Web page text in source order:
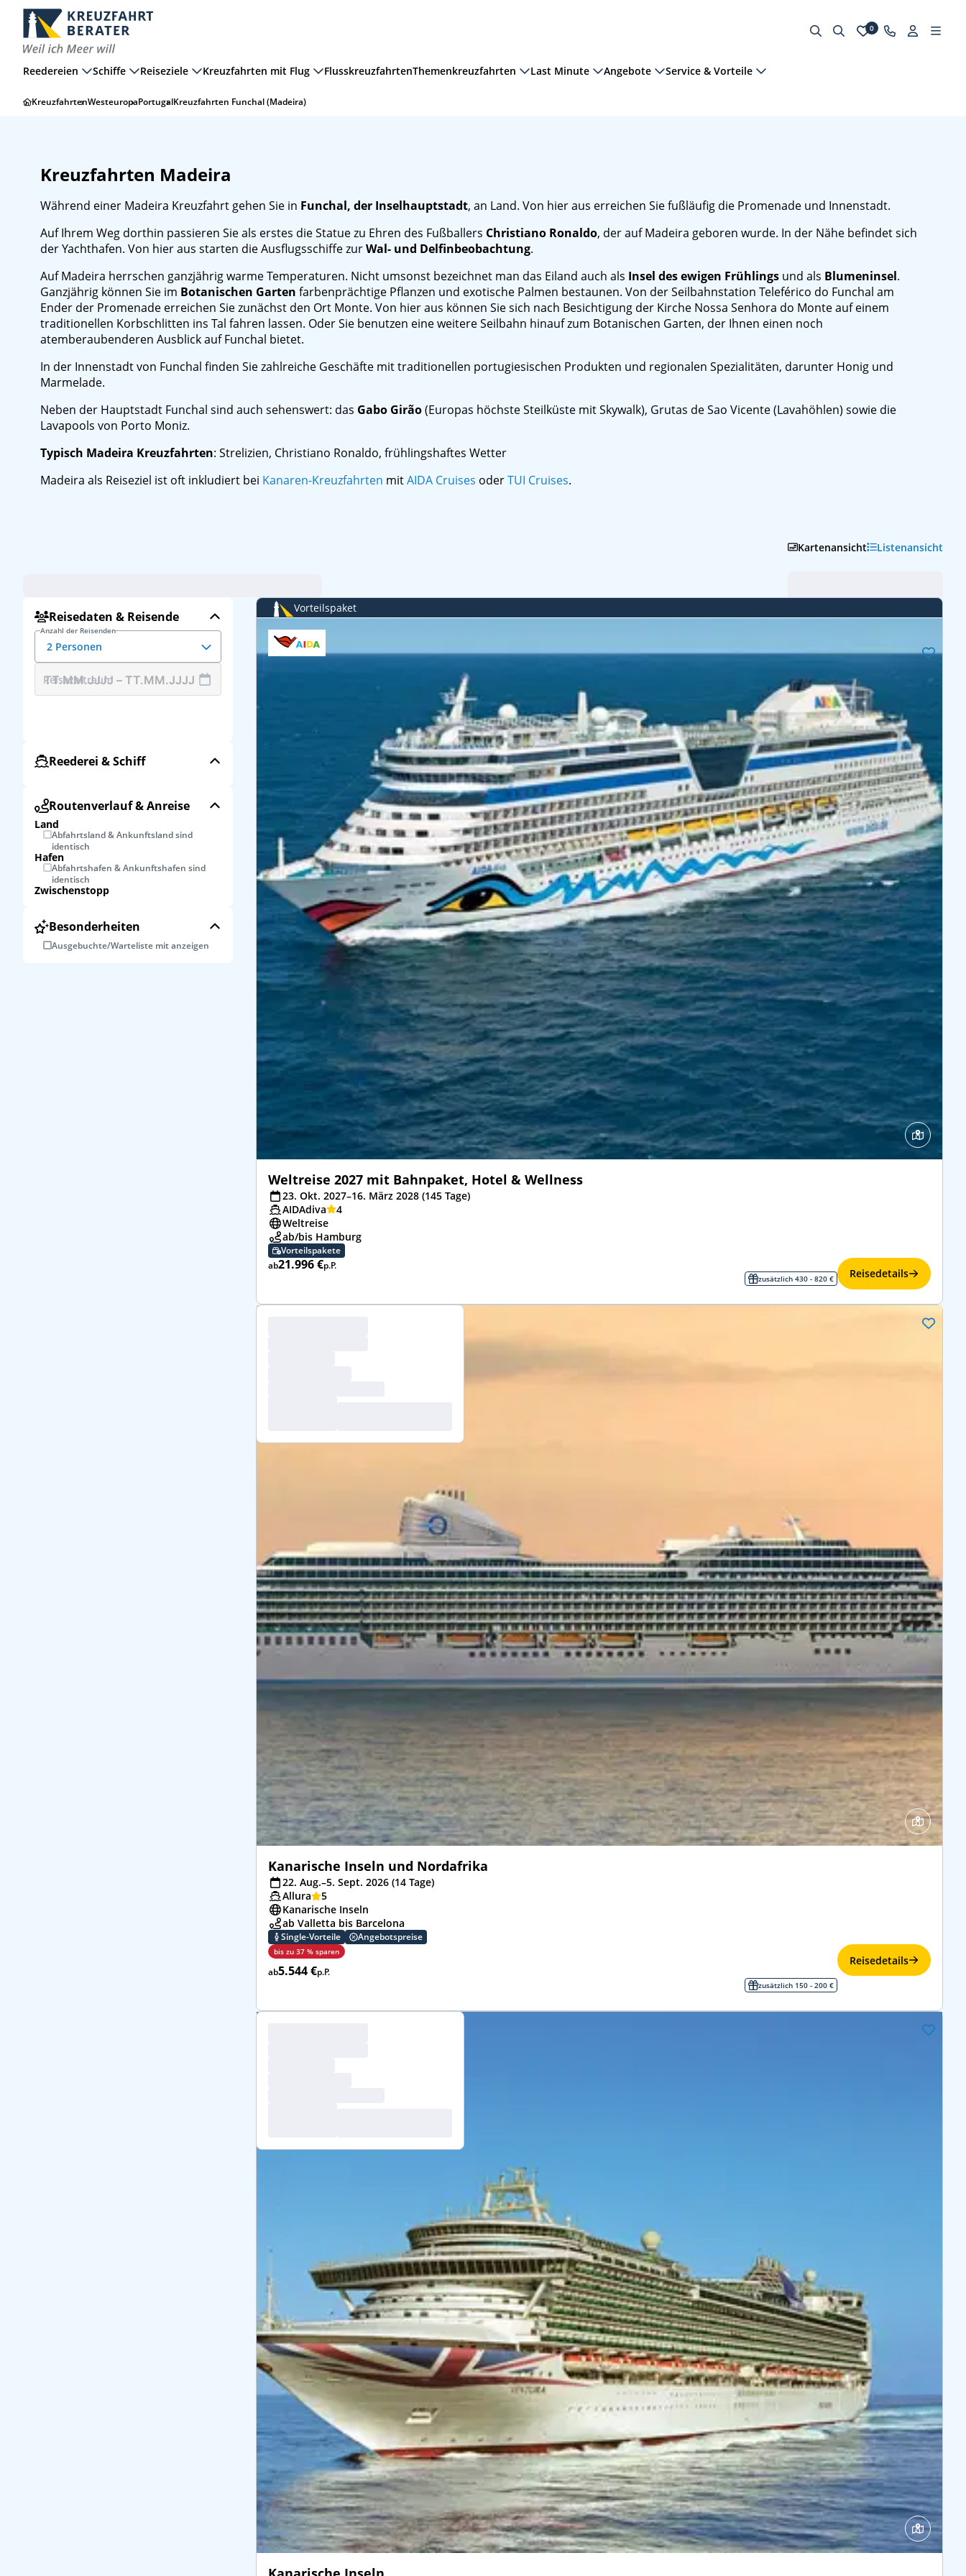
0
Reedereien Schiffe Reiseziele Kreuzfahrten mit Flug FlusskreuzfahrtenThemenkreuzfahrten Last Minute Angebote Service & Vorteile
KreuzfahrtenWesteuropaPortugalKreuzfahrten Funchal (Madeira)
Kreuzfahrten Madeira
Während einer Madeira Kreuzfahrt gehen Sie in Funchal, der Inselhauptstadt, an Land. Von hier aus erreichen Sie fußläufig die Promenade und Innenstadt.
Auf Ihrem Weg dorthin passieren Sie als erstes die Statue zu Ehren des Fußballers Christiano Ronaldo, der auf Madeira geboren wurde. In der Nähe befindet sich
der Yachthafen. Von hier aus starten die Ausflugsschiffe zurWal- und Delfinbeobachtung.
Auf Madeira herrschen ganzjährig warme Temperaturen. Nicht umsonst bezeichnet man das Eiland auch als Insel des ewigen Frühlings und als Blumeninsel.
Ganzjährig können Sie im Botanischen Garten farbenprächtige Pflanzen und exotische Palmen bestaunen. Von der Seilbahnstation Teleférico do Funchal am
Ender der Promenade erreichen Sie zunächst den Ort Monte. Von hier aus können Sie sich nach Besichtigung der Kirche Nossa Senhora do Monte auf einem
traditionellen Korbschlitten ins Tal fahren lassen. Oder Sie benutzen eine weitere Seilbahn hinauf zum Botanischen Garten, der Ihnen einen noch
atemberaubenderen Ausblick auf Funchal bietet.
In der Innenstadt von Funchal finden Sie zahlreiche Geschäfte mit traditionellen portugiesischen Produkten und regionalen Spezialitäten, darunter Honig und
Marmelade.
Neben der Hauptstadt Funchal sind auch sehenswert: das Gabo Girão(Europas höchste Steilküste mit Skywalk), Grutas de Sao Vicente (Lavahöhlen) sowie die
Lavapools von Porto Moniz.
Typisch Madeira Kreuzfahrten: Strelizien, Christiano Ronaldo, frühlingshaftes Wetter
Madeira als Reiseziel ist oft inkludiert bei Kanaren-Kreuzfahrten mitAIDA Cruises oderTUI Cruises.
Kartenansicht Listenansicht
Reisedaten & Reisende
Anzahl der Reisenden
2 Personen
Reisezeitraum
Reederei & Schiff
Routenverlauf & Anreise
Land
Abfahrtsland & Ankunftsland sind
identisch
Hafen
Abfahrtshafen & Ankunftshafen sind
identisch
Zwischenstopp
Besonderheiten
Ausgebuchte/Warteliste mit anzeigen
Vorteilspaket
Weltreise 2027 mit Bahnpaket, Hotel & Wellness
23. Okt. 2027–16. März 2028 (145 Tage)
AIDAdiva
4
Weltreise
ab/bis Hamburg
Vorteilspakete
ab21.996 €p.P.
zusätzlich 430 - 820 € Reisedetails
Kanarische Inseln und Nordafrika
22. Aug.–5. Sept. 2026 (14 Tage)
Allura
5
Kanarische Inseln
ab Valletta bis Barcelona
Single-Vorteile Angebotspreise
bis zu 37 % sparen
ab5.544 €p.P.
zusätzlich 150 - 200 €
Reisedetails